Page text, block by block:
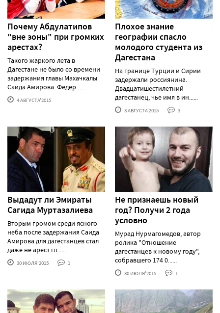
Почему Абдулатипов
"вне зоны" при громких
арестах?
Такого жаркого лета в
Дагестане не было со времени
задержания главы Махачкалы
Саида Амирова. Федер......
4 АВГУСТА'2015
Плохое знание
географии спасло
молодого студента из
Дагестана
На границе Турции и Сирии
задержали россиянина.
Двадцатишестилетний
дагестанец, чье имя в ин......
3 АВГУСТА'2015 3
Выдадут ли Эмираты
Сагида Муртазалиева
Вторым громом среди ясного
неба после задержания Саида
Амирова для дагестанцев стал
даже не арест гл......
30 ИЮЛЯ'2015 1
Не признаешь новый
год? Получи 2 года
условно
Мурад Нурмагомедов, автор
ролика "Отношение
дагестанцев к новому году",
собравшего 174 0......
30 ИЮЛЯ'2015 1